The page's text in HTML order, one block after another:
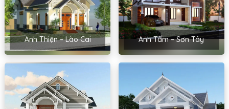
Anh Thiện – Lào Cai Anh Tâm – Sơn Tây